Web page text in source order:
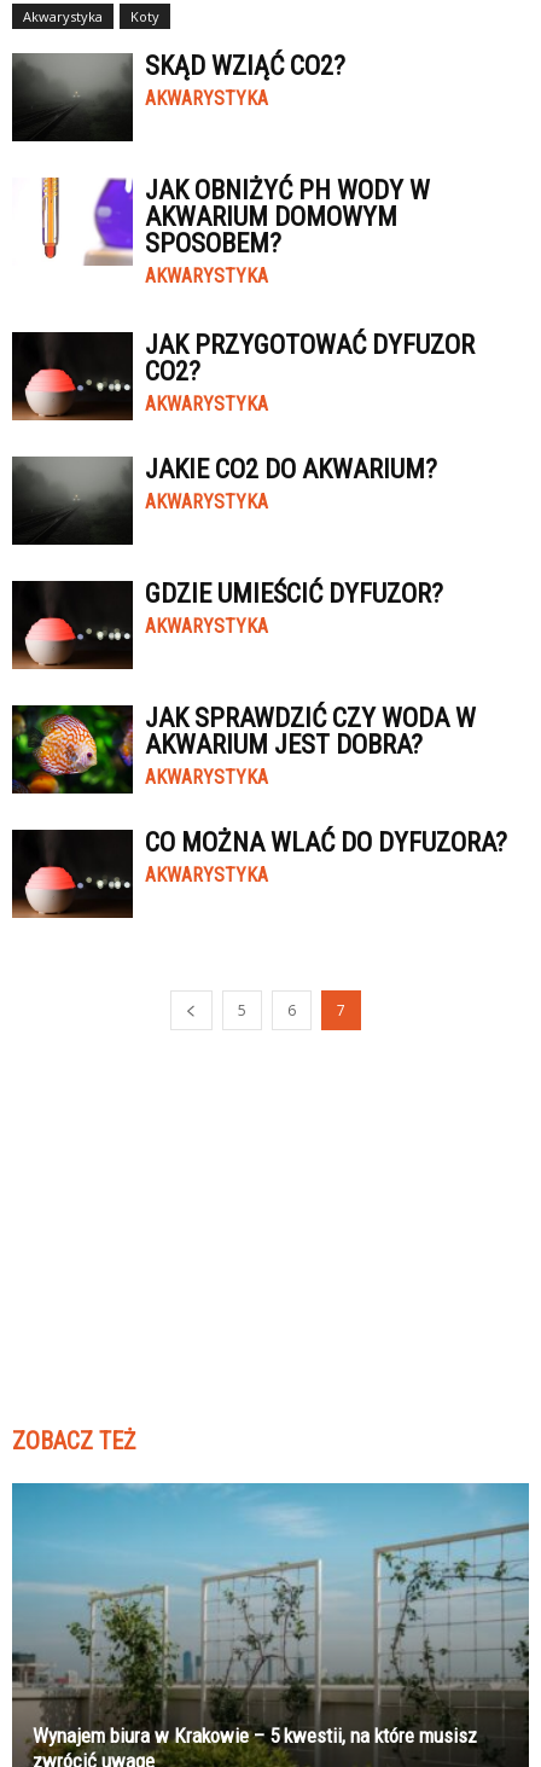
Akwarystyka Koty
SKĄD WZIĄĆ CO2?
AKWARYSTYKA
JAK OBNIŻYĆ PH WODY W
AKWARIUM DOMOWYM
SPOSOBEM?
AKWARYSTYKA
JAK PRZYGOTOWAĆ DYFUZOR
CO2?
AKWARYSTYKA
JAKIE CO2 DO AKWARIUM?
AKWARYSTYKA
GDZIE UMIEŚCIĆ DYFUZOR?
AKWARYSTYKA
JAK SPRAWDZIĆ CZY WODA W
AKWARIUM JEST DOBRA?
AKWARYSTYKA
CO MOŻNA WLAĆ DO DYFUZORA?
AKWARYSTYKA
5 6 7
ZOBACZ TEŻ
Wynajem biura w Krakowie – 5 kwestii, na które musisz
zwrócić uwagę